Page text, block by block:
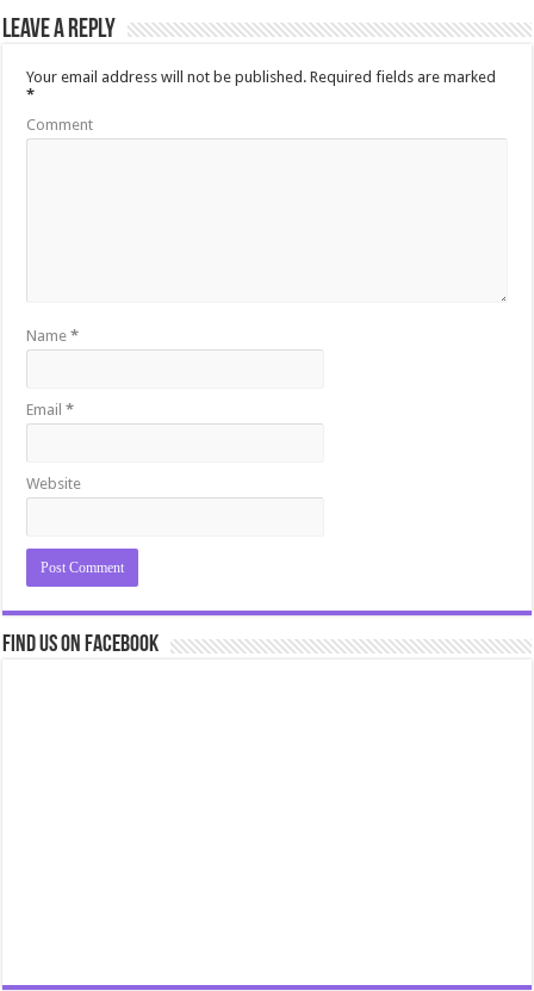
Leave a Reply
Your email address will not be published. Required fields are marked
*
Comment
Name*
Email*
Website
Find us on Facebook